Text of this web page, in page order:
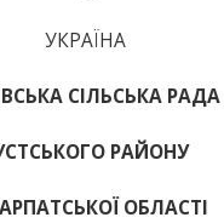
УКРАЇНА
СІЛЬСЬКА РАДА
РАЙОНУ
ОБЛАСТІ